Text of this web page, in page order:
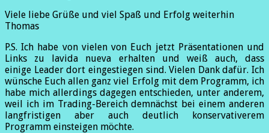
Viele liebe Grüße und viel Spaß und Erfolg weiterhin
Thomas
P.S. Ich habe von vielen von Euch jetzt Präsentationen und
Links zu lavida nueva erhalten und weiß auch, dass
einige Leader dort eingestiegen sind. Vielen Dank dafür. Ich
wünsche Euch allen ganz viel Erfolg mit dem Programm, ich
habe mich allerdings dagegen entschieden, unter anderem,
weil ich im Trading-Bereich demnächst bei einem anderen
langfristigen aber auch deutlich konservativerem
Programm einsteigen möchte.